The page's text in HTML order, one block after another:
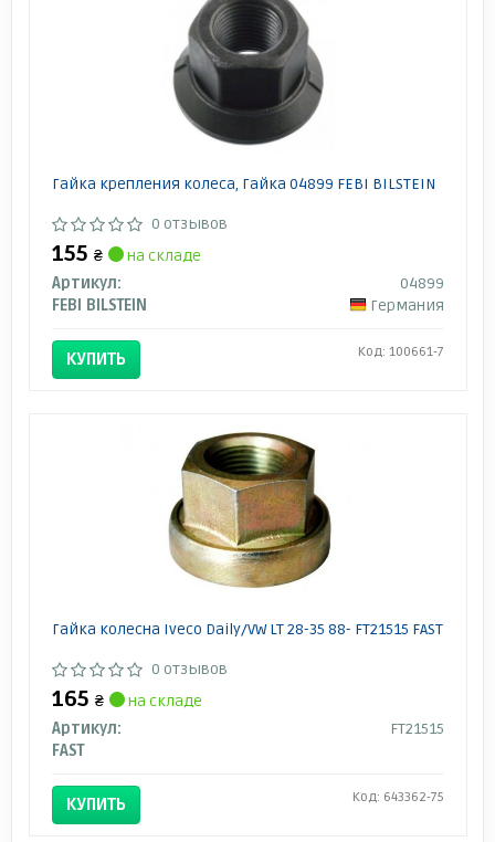
Гайка крепления колеса, Гайка 04899 FEBI BILSTEIN
0 отзывов
155 ₴
на складе
Артикул:
04899
FEBI BILSTEIN
Германия
КУПИТЬ Код: 100661-7
Гайка колесна Iveco Daily/VW LT 28-35 88- FT21515 FAST
0 отзывов
165 ₴
на складе
Артикул:
FT21515
FAST
КУПИТЬ Код: 643362-75